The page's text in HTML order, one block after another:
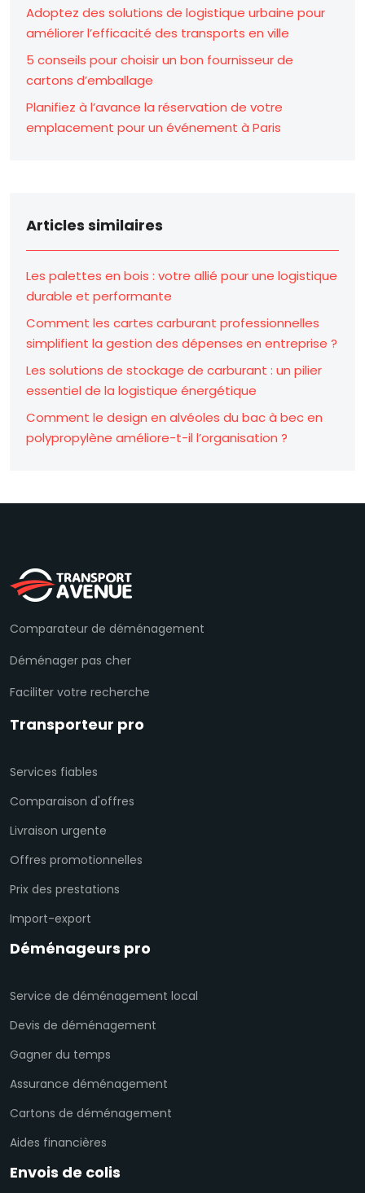
Adoptez des solutions de logistique urbaine pour
améliorer l’efficacité des transports en ville
5 conseils pour choisir un bon fournisseur de
cartons d’emballage
Planifiez à l’avance la réservation de votre
emplacement pour un événement à Paris
Articles similaires
Les palettes en bois : votre allié pour une logistique
durable et performante
Comment les cartes carburant professionnelles
simplifient la gestion des dépenses en entreprise ?
Les solutions de stockage de carburant : un pilier
essentiel de la logistique énergétique
Comment le design en alvéoles du bac à bec en
polypropylène améliore-t-il l’organisation ?
Comparateur de déménagement
Déménager pas cher
Faciliter votre recherche
Transporteur pro
Services fiables
Comparaison d'offres
Livraison urgente
Offres promotionnelles
Prix des prestations
Import-export
Déménageurs pro
Service de déménagement local
Devis de déménagement
Gagner du temps
Assurance déménagement
Cartons de déménagement
Aides financières
Envois de colis